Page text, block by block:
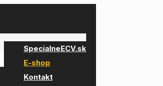
SpecialneECV.sk
E-shop
Kontakt